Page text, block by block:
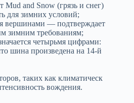
Mud and Snow (грязь и снег)
для зимних условий;
вершинами — подтверждает
зимним требованиям;
четырьмя цифрами:
шина произведена на 14-й
таких как климатическ
вождения.